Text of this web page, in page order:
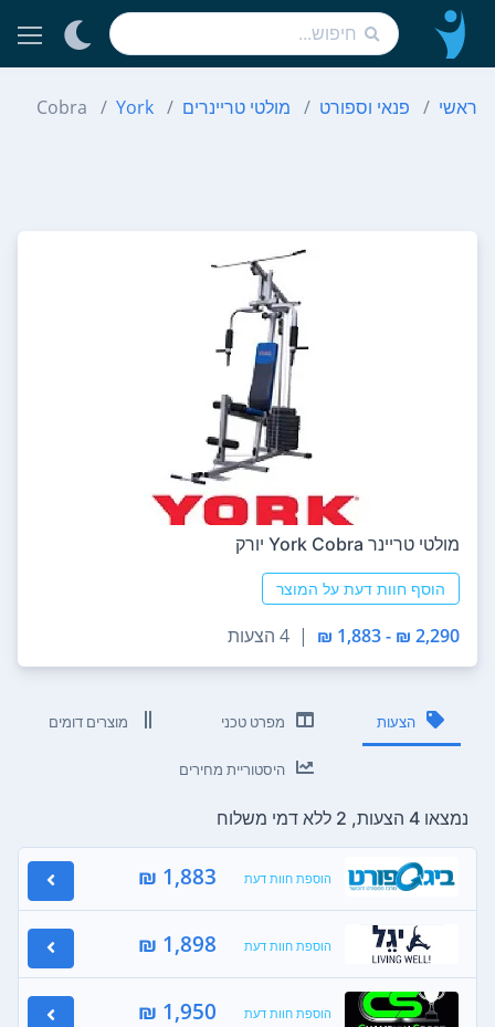
ראשי פנאי וספורט מולטי טריינרים York
Cobra
‏מולטי טריינר York Cobra יורק
הוסף חוות דעת על המוצר
2,290 ₪ - 1,883 ₪
| 4 הצעות
הצעות מפרט טכני מוצרים דומים
היסטוריית מחירים
נמצאו 4 הצעות, 2 ללא דמי משלוח
הוספת חוות דעת 1,883 ₪
הוספת חוות דעת 1,898 ₪
הוספת חוות דעת 1,950 ₪